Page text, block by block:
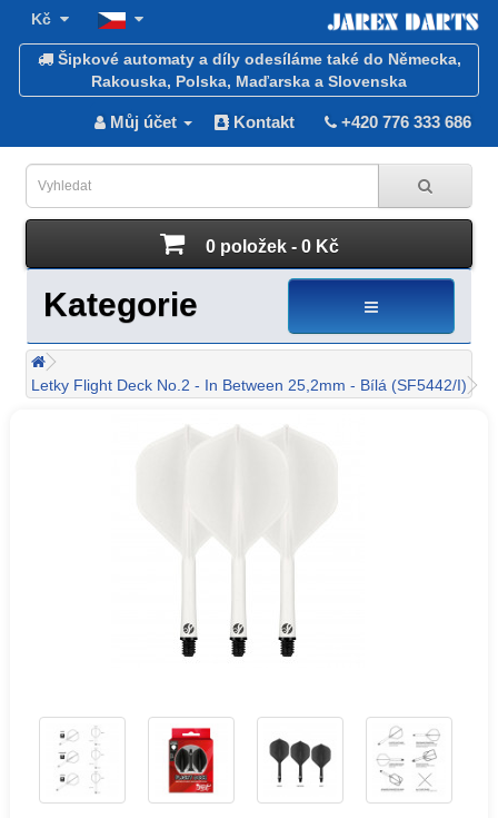
Kč
Šipkové automaty a díly odesíláme také do Německa,
Rakouska, Polska, Maďarska a Slovenska
Můj účet Kontakt +420 776 333 686
0 položek - 0 Kč
Kategorie
Letky Flight Deck No.2 - In Between 25,2mm - Bílá (SF5442/I)